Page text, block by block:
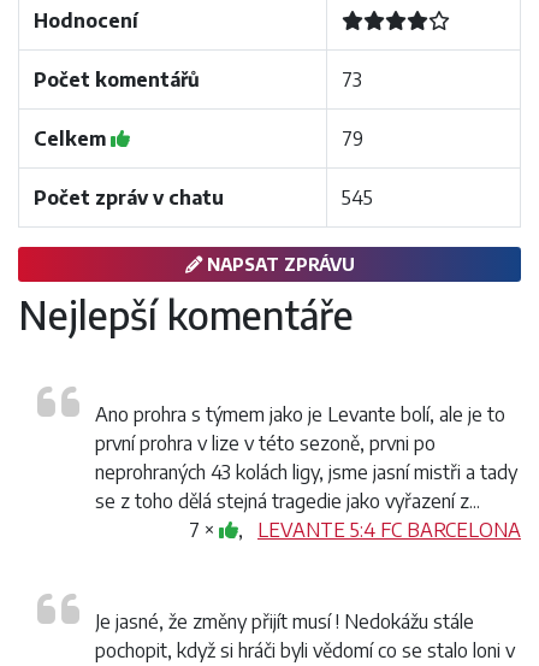
Hodnocení
Počet komentářů 73
Celkem 79
Počet zpráv v chatu 545
NAPSAT ZPRÁVU
Nejlepší komentáře
Ano prohra s týmem jako je Levante bolí, ale je to
první prohra v lize v této sezoně, prvni po
neprohraných 43 kolách ligy, jsme jasní mistři a tady
se z toho dělá stejná tragedie jako vyřazení z...
7 ×
, LEVANTE 5:4 FC BARCELONA
Je jasné, že změny přijít musí ! Nedokážu stále
pochopit, když si hráči byli vědomí co se stalo loni v